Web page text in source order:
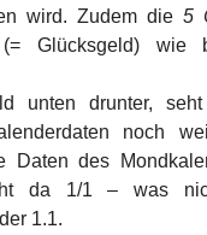
wird. Zudem die5
Glücksgeld) wie
unten drunter,
noch
Daten des
da 1/1 – was
1.1.